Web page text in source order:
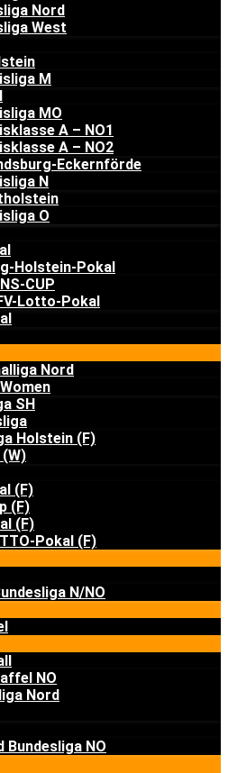
Nord
West
M
MO
A – NO1
A – NO2
Eckernförde
N
O
Holstein-Pokal
CUP
Lotto-Pokal
Nord
SH
Holstein (F)
(F)
(F)
(F)
Pokal (F)
N/NO
NO
Nord
Bundesliga NO